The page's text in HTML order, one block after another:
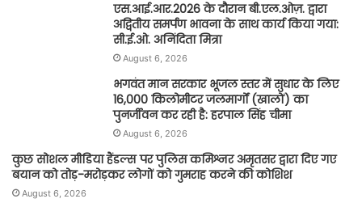
एस.आई.आर.2026 के दौरान बी.एल.ओज़. द्वारा
अद्वितीय समर्पण भावना के साथ कार्य किया गया:
सी.ई.ओ. अनिंदिता मित्रा
August 6, 2026
भगवंत मान सरकार भूजल स्तर में सुधार के लिए
16,000 किलोमीटर जलमार्गों (खालों) का
पुनर्जीवन कर रही है: हरपाल सिंह चीमा
August 6, 2026
कुछ सोशल मीडिया हैंडल्स पर पुलिस कमिश्नर अमृतसर द्वारा दिए गए
बयान को तोड़-मरोड़कर लोगों को गुमराह करने की कोशिश
August 6, 2026